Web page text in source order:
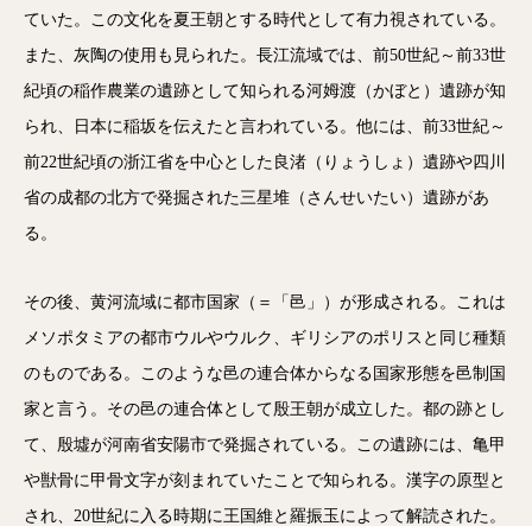
ていた。この文化を夏王朝とする時代として有力視されている。
また、灰陶の使用も見られた。長江流域では、前50世紀～前33世
紀頃の稲作農業の遺跡として知られる河姆渡（かぼと）遺跡が知
られ、日本に稲坂を伝えたと言われている。他には、前33世紀～
前22世紀頃の浙江省を中心とした良渚（りょうしょ）遺跡や四川
省の成都の北方で発掘された三星堆（さんせいたい）遺跡があ
る。
その後、黄河流域に都市国家（＝「邑」）が形成される。これは
メソポタミアの都市ウルやウルク、ギリシアのポリスと同じ種類
のものである。このような邑の連合体からなる国家形態を邑制国
家と言う。その邑の連合体として殷王朝が成立した。都の跡とし
て、殷墟が河南省安陽市で発掘されている。この遺跡には、亀甲
や獣骨に甲骨文字が刻まれていたことで知られる。漢字の原型と
され、20世紀に入る時期に王国維と羅振玉によって解読された。